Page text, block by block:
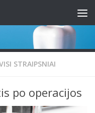
STRAIPSNIAI
po operacijos